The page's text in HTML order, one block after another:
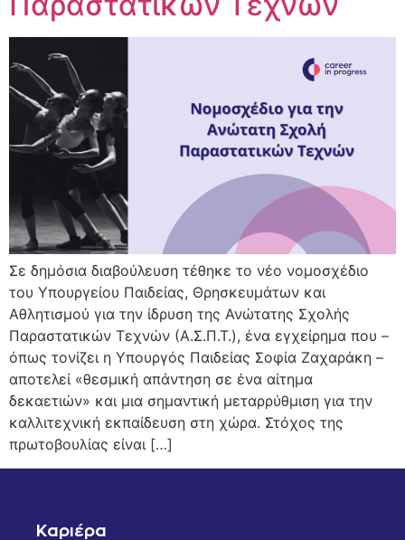
Σε δημόσια διαβούλευση τέθηκε το νέο νομοσχέδιο
του Υπουργείου Παιδείας, Θρησκευμάτων και
Αθλητισμού για την ίδρυση της Ανώτατης Σχολής
Παραστατικών Τεχνών (Α.Σ.Π.Τ.), ένα εγχείρημα που –
όπως τονίζει η Υπουργός Παιδείας Σοφία Ζαχαράκη –
αποτελεί «θεσμική απάντηση σε ένα αίτημα
δεκαετιών» και μια σημαντική μεταρρύθμιση για την
καλλιτεχνική εκπαίδευση στη χώρα. Στόχος της
πρωτοβουλίας είναι […]
Καριέρα